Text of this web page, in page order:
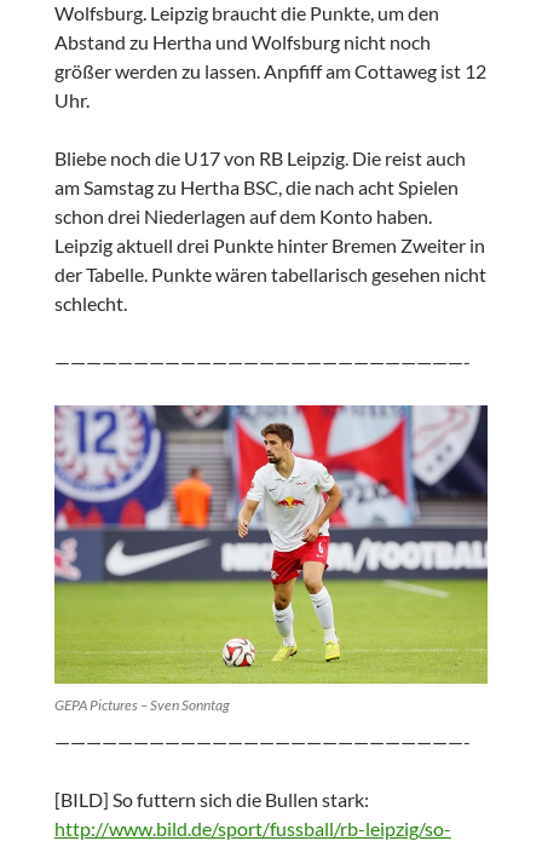
Wolfsburg. Leipzig braucht die Punkte, um den
Abstand zu Hertha und Wolfsburg nicht noch
größer werden zu lassen. Anpfiff am Cottaweg ist 12
Uhr.
Bliebe noch die U17 von RB Leipzig. Die reist auch
am Samstag zu Hertha BSC, die nach acht Spielen
schon drei Niederlagen auf dem Konto haben.
Leipzig aktuell drei Punkte hinter Bremen Zweiter in
der Tabelle. Punkte wären tabellarisch gesehen nicht
schlecht.
——————————————————————————-
GEPA Pictures – Sven Sonntag
——————————————————————————-
[BILD] So futtern sich die Bullen stark:
http://www.bild.de/sport/fussball/rb-leipzig/so-